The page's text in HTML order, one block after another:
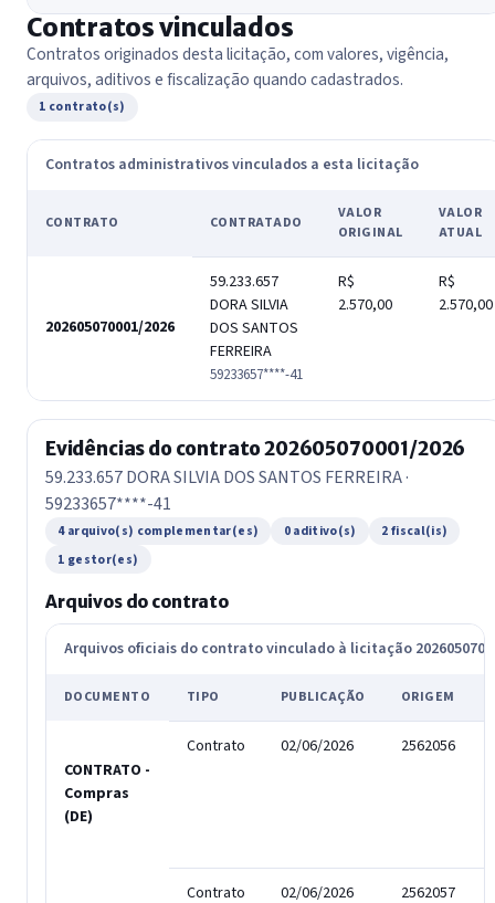
Contratos vinculados
Contratos originados desta licitação, com valores, vigência,
arquivos, aditivos e fiscalização quando cadastrados.
1 contrato(s)
Contratos administrativos vinculados a esta licitação
CONTRATO CONTRATADO
VALOR
ORIGINAL
VALOR
ATUAL
202605070001/2026
59.233.657
DORA SILVIA
DOS SANTOS
FERREIRA
59233657****-41
R$
2.570,00
R$
2.570,00
Evidências do contrato 202605070001/2026
59.233.657 DORA SILVIA DOS SANTOS FERREIRA ·
59233657****-41
4 arquivo(s) complementar(es) 0 aditivo(s)
2 fiscal(is)
1 gestor(es)
Arquivos do contrato
Arquivos oficiais do contrato vinculado à licitação
DOCUMENTO TIPO PUBLICAÇÃO ORIGEM
CONTRATO -
Compras
(DE)
Contrato 02/06/2026 2562056
Contrato 02/06/2026 2562057